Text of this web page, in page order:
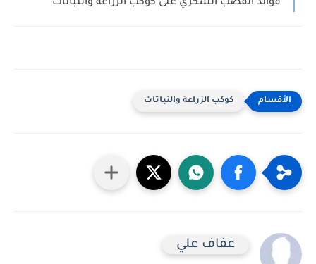
فوائد القصب السكري على كوكب الزراعة والنباتات
كوكب الزراعة والنباتات
عفاف علي